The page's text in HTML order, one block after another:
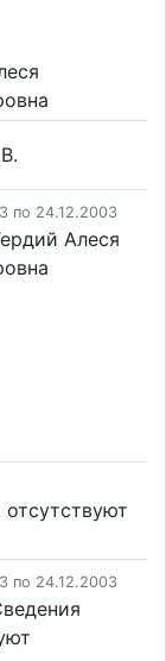
по 24.12.2003
Алеся
отсутствуют
по 24.12.2003